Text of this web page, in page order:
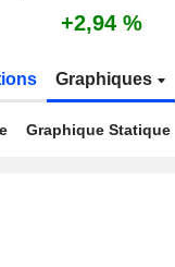
+2,94 %
Graphiques
Graphique Statique